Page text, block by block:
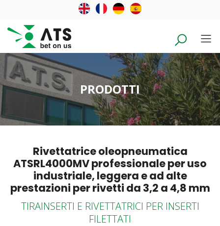
PRODOTTI
Rivettatrice oleopneumatica
ATSRL4000MV professionale per uso
industriale, leggera e ad alte
prestazioni per rivetti da 3,2 a 4,8 mm
TIRAINSERTI E RIVETTATRICI PER INSERTI
FILETTATI